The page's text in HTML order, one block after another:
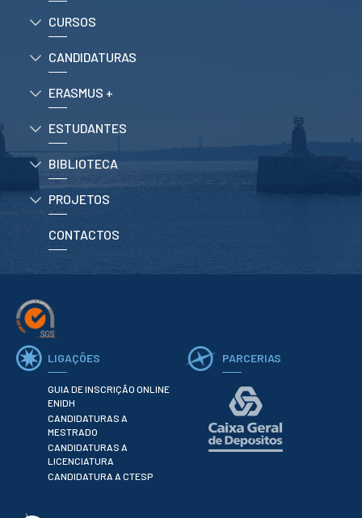
CURSOS
CANDIDATURAS
ERASMUS +
ESTUDANTES
BIBLIOTECA
PROJETOS
CONTACTOS
LIGAÇÕES
GUIA DE INSCRIÇÃO ONLINE
ENIDH
CANDIDATURAS A
MESTRADO
CANDIDATURAS A
LICENCIATURA
CANDIDATURA A CTESP
PARCERIAS